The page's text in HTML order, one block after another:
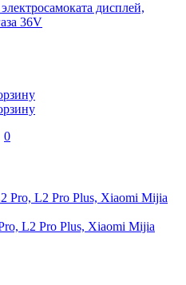
дисплей,
36V
0
L2 Pro Plus, Xiaomi Mijia